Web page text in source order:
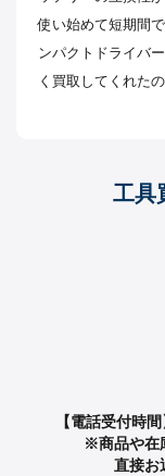
使い始めて短期間
ンパクトドライバ
く買取してくれた
工具
【電話受付時
※商品や在
直接お